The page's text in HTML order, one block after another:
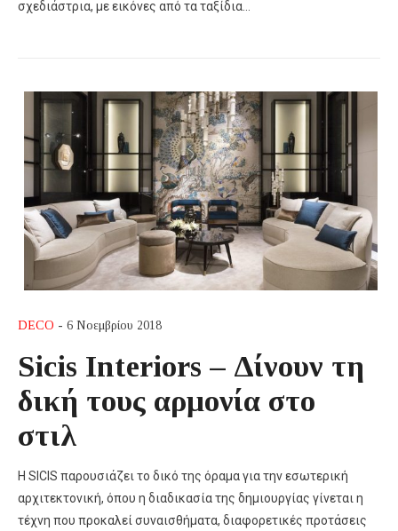
σχεδιάστρια, με εικόνες από τα ταξίδια…
DECO - 6 Νοεμβρίου 2018
Sicis Interiors – Δίνουν τη
δική τους αρμονία στο
στιλ
Η SICIS παρουσιάζει το δικό της όραμα για την εσωτερική
αρχιτεκτονική, όπου η διαδικασία της δημιουργίας γίνεται η
τέχνη που προκαλεί συναισθήματα, διαφορετικές προτάσεις